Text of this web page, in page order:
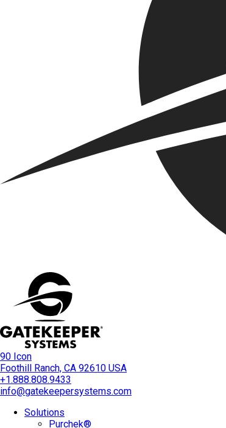
90 Icon
Foothill Ranch, CA 92610 USA
+1.888.808.9433
info@gatekeepersystems.com
Solutions
Purchek®